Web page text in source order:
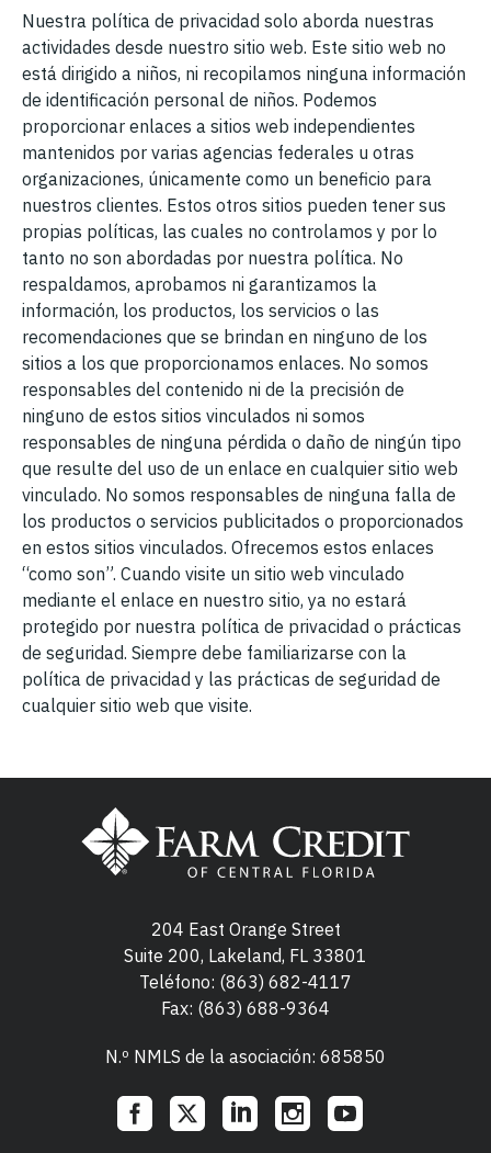
Nuestra política de privacidad solo aborda nuestras
actividades desde nuestro sitio web. Este sitio web no
está dirigido a niños, ni recopilamos ninguna información
de identificación personal de niños. Podemos
proporcionar enlaces a sitios web independientes
mantenidos por varias agencias federales u otras
organizaciones, únicamente como un beneficio para
nuestros clientes. Estos otros sitios pueden tener sus
propias políticas, las cuales no controlamos y por lo
tanto no son abordadas por nuestra política. No
respaldamos, aprobamos ni garantizamos la
información, los productos, los servicios o las
recomendaciones que se brindan en ninguno de los
sitios a los que proporcionamos enlaces. No somos
responsables del contenido ni de la precisión de
ninguno de estos sitios vinculados ni somos
responsables de ninguna pérdida o daño de ningún tipo
que resulte del uso de un enlace en cualquier sitio web
vinculado. No somos responsables de ninguna falla de
los productos o servicios publicitados o proporcionados
en estos sitios vinculados. Ofrecemos estos enlaces
“como son”. Cuando visite un sitio web vinculado
mediante el enlace en nuestro sitio, ya no estará
protegido por nuestra política de privacidad o prácticas
de seguridad. Siempre debe familiarizarse con la
política de privacidad y las prácticas de seguridad de
cualquier sitio web que visite.
204 East Orange Street
Suite 200, Lakeland, FL 33801
Teléfono: (863) 682-4117
Fax: (863) 688-9364
N.º NMLS de la asociación: 685850